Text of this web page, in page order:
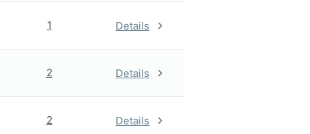
1 Details
2 Details
2 Details